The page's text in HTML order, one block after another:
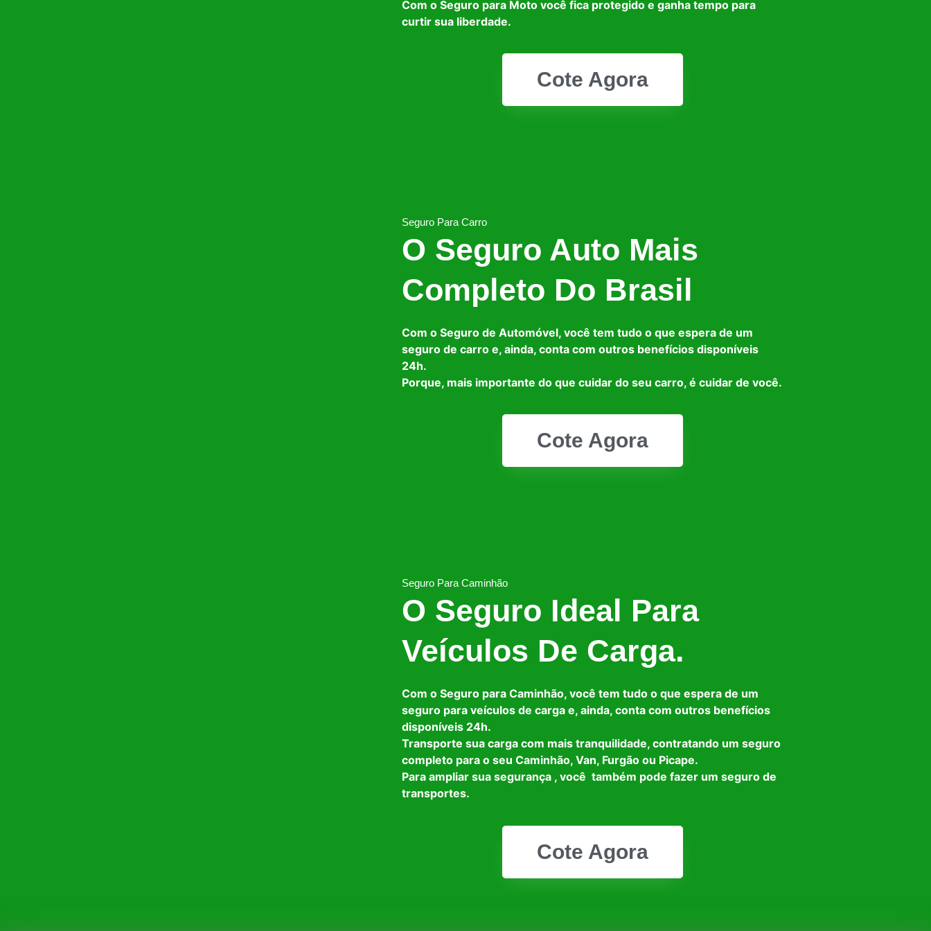
Com o Seguro para Moto você fica protegido e ganha tempo para
curtir sua liberdade.
Cote Agora
Seguro Para Carro
O Seguro Auto Mais
Completo Do Brasil
Com o Seguro de Automóvel, você tem tudo o que espera de um
seguro de carro e, ainda, conta com outros benefícios disponíveis
24h.
Porque, mais importante do que cuidar do seu carro, é cuidar de você.
Cote Agora
Seguro Para Caminhão
O Seguro Ideal Para
Veículos De Carga.
Com o Seguro para Caminhão, você tem tudo o que espera de um
seguro para veículos de carga e, ainda, conta com outros benefícios
disponíveis 24h.
Transporte sua carga com mais tranquilidade, contratando um seguro
completo para o seu Caminhão, Van, Furgão ou Picape.
Para ampliar sua segurança , você também pode fazer um seguro de
transportes.
Cote Agora